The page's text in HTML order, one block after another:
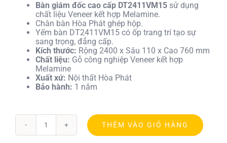
Bàn giám đốc cao cấp DT2411VM15 sử dụng
chất liệu Veneer kết hợp Melamine.
Chân bàn Hòa Phát ghép hộp.
Yếm bàn DT2411VM15 có ốp trang trí tạo sự
sang trọng, đẳng cấp.
Kích thước: Rộng 2400 x Sâu 110 x Cao 760 mm
Chất liệu: Gỗ công nghiệp Veneer kết hợp
Melamine
Xuất xứ: Nội thất Hòa Phát
Bảo hành: 1 năm
Bàn
làm
THÊM VÀO GIỎ HÀNG